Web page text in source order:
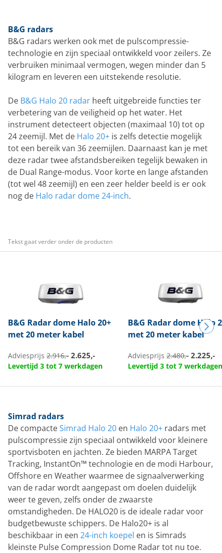
B&G radars
B&G radars werken ook met de pulscompressie-
technologie en zijn speciaal ontwikkeld voor zeilers. Ze
verbruiken minimaal vermogen, wegen minder dan 5
kilogram en leveren een uitstekende resolutie.
De B&G Halo 20 radar heeft uitgebreide functies ter
verbetering van de veiligheid op het water. Het
instrument detecteert objecten (maximaal 10) tot op
24 zeemijl. Met de Halo 20+ is zelfs detectie mogelijk
tot een bereik van 36 zeemijlen. Daarnaast kan je met
deze radar twee afstandsbereiken tegelijk bewaken in
de Dual Range-modus. Voor korte en lange afstanden
(tot wel 48 zeemijl) en een zeer helder beeld is er ook
nog de Halo radar dome 24-inch.
Tekst gaat verder onder de producten
B&G Radar dome Halo 20+
met 20 meter kabel
Adviesprijs 2.916,- 2.625,-
Levertijd 3 tot 7 werkdagen
B&G Radar dome Halo
met 20 meter kabel
Adviesprijs 2.480,- 2.225,-
Levertijd 3 tot 7 werkdagen
Simrad radars
De compacteSimrad Halo 20 en Halo 20+ radars met
pulscompressie zijn speciaal ontwikkeld voor kleinere
sportvisboten en jachten. Ze bieden MARPA Target
Tracking, InstantOn™ technologie en de modi Harbour,
Offshore en Weather waarmee de signaalverwerking
van de radar wordt aangepast om doelen duidelijk
weer te geven, zelfs onder de zwaarste
omstandigheden. De HALO20 is de ideale radar voor
budgetbewuste schippers. De Halo20+ is al
beschikbaar in een 24-inch koepel en is Simrads
kleinste Pulse Compression Dome Radar tot nu toe.